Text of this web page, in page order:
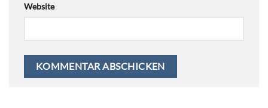
Website